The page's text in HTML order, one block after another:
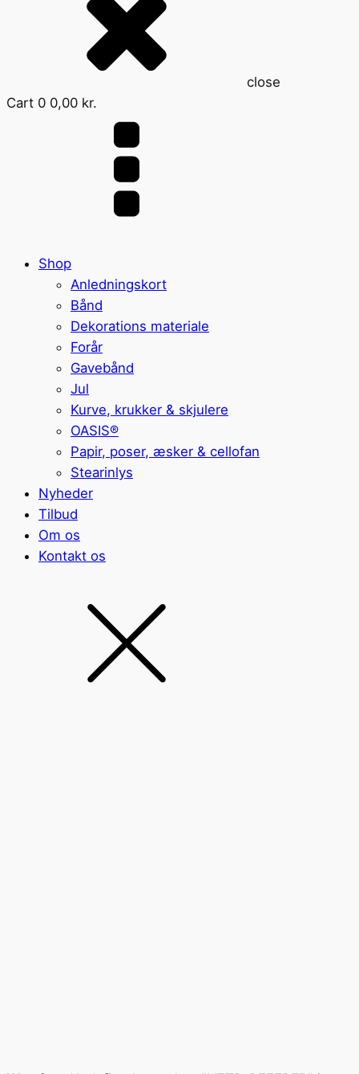
close
Cart 0 0,00 kr.
Shop
Anledningskort
Bånd
Dekorations materiale
Forår
Gavebånd
Jul
Kurve, krukker & skjulere
OASIS®
Papir, poser, æsker & cellofan
Stearinlys
Nyheder
Tilbud
Om os
Kontakt os